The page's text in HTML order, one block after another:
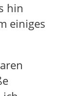
hin
einiges